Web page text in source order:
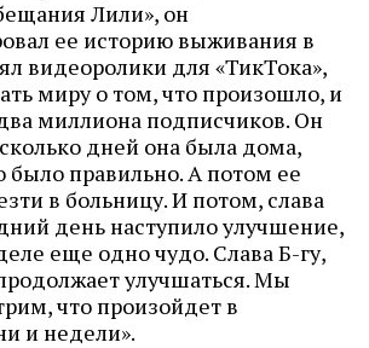
Лили», он
ее историю выживания в
видеоролики для «ТикТока»,
миру о том, что произошло, и
миллиона подписчиков. Он
дней она была дома,
было правильно. А потом ее
в больницу. И потом, слава
день наступило улучшение,
еще одно чудо. Слава Б-гу,
улучшаться. Мы
что произойдет в
и недели».